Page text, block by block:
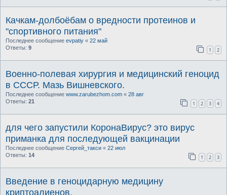
Качкам-долбоёбам о вредности протеинов и
"спортивного питания"
Последнее сообщение evpatiy « 22 май
Ответы: 9 1 2
Военно-полевая хирургия и медицинский геноцид
в СССР. Мазь Вишневского.
Последнее сообщение www.zarubezhom.com « 28 авг
Ответы: 21 1 2 3 4
для чего запустили КоронаВирус? это вирус
приманка для последующей вакцинации
Последнее сообщение Сергей_такси « 22 июл
Ответы: 14 1 2 3
Введение в геноцидарную медицину
криптоалиенов.